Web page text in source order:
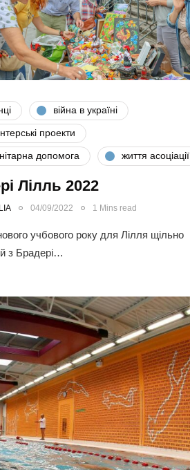
війна в україні
проекти
допомога життя асоціації
Лілль 2022
04/09/2022 1 Mins read
учбового року для Лілля щільно
з Брадері…